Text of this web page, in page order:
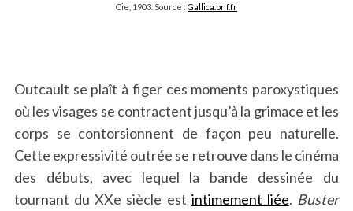
Cie, 1903. Source : Gallica.bnf.fr
Outcault se plaît à figer ces moments paroxystiques
où les visages se contractent jusqu’à la grimace et les
corps se contorsionnent de façon peu naturelle.
Cette expressivité outrée se retrouve dans le cinéma
des débuts, avec lequel la bande dessinée du
tournant du XXe siècle est intimement liée. Buster